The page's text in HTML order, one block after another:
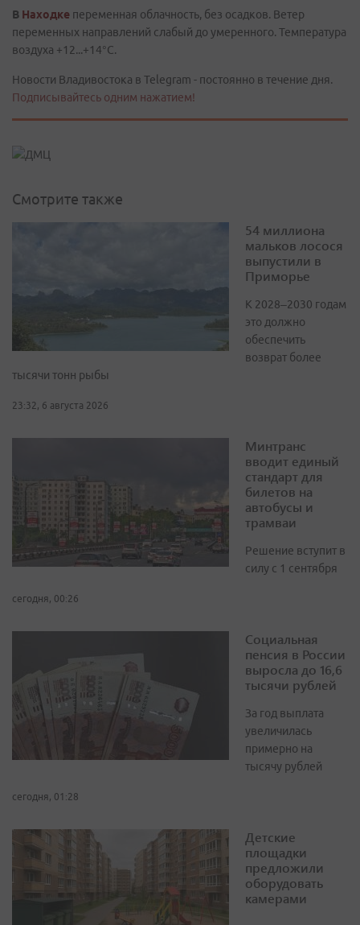
В Находке переменная облачность, без осадков. Ветер
переменных направлений слабый до умеренного. Температура
воздуха +12...+14°C.
Новости Владивостока в Telegram - постоянно в течение дня.
Подписывайтесь одним нажатием!
Смотрите также
54 миллиона
мальков лосося
выпустили в
Приморье
К 2028–2030 годам
это должно
обеспечить
возврат более
тысячи тонн рыбы
23:32, 6 августа 2026
Минтранс
вводит единый
стандарт для
билетов на
автобусы и
трамваи
Решение вступит в
силу с 1 сентября
сегодня, 00:26
Социальная
пенсия в России
выросла до 16,6
тысячи рублей
За год выплата
увеличилась
примерно на
тысячу рублей
сегодня, 01:28
Детские
площадки
предложили
оборудовать
камерами